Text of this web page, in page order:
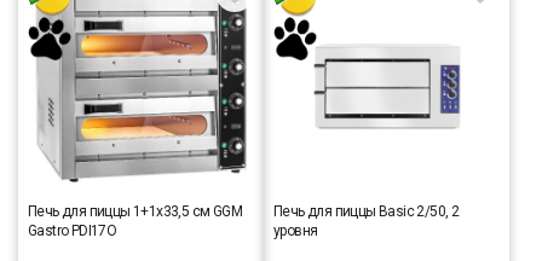
Печь для пиццы 1+1x33,5 cм GGM
Gastro PDI17O
Печь для пиццы Basic 2/50, 2
уровня